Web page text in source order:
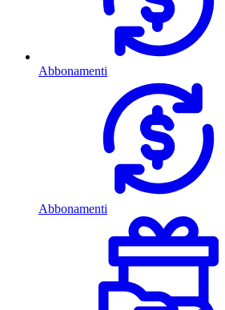
Abbonamenti
Abbonamenti